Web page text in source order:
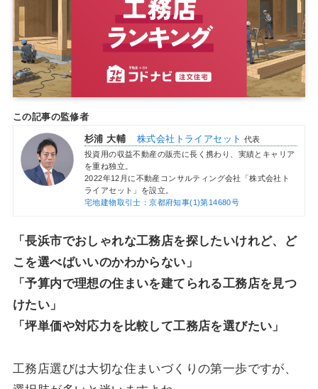
この記事の監修者
杉浦 大輔 株式会社トライアセット 代表
投資用の収益不動産の販売に長く携わり、実績とキャリア
を重ね独立。
2022年12月に不動産コンサルティング会社「株式会社ト
ライアセット」を設立。
宅地建物取引士：京都府知事(1)第14680号
「長浜市でおしゃれな工務店を探したいけれど、ど
こを選べばいいのかわからない」
「予算内で理想の住まいを建てられる工務店を見つ
けたい」
「坪単価や対応力を比較して工務店を選びたい」
工務店選びは大切な住まいづくりの第一歩ですが、